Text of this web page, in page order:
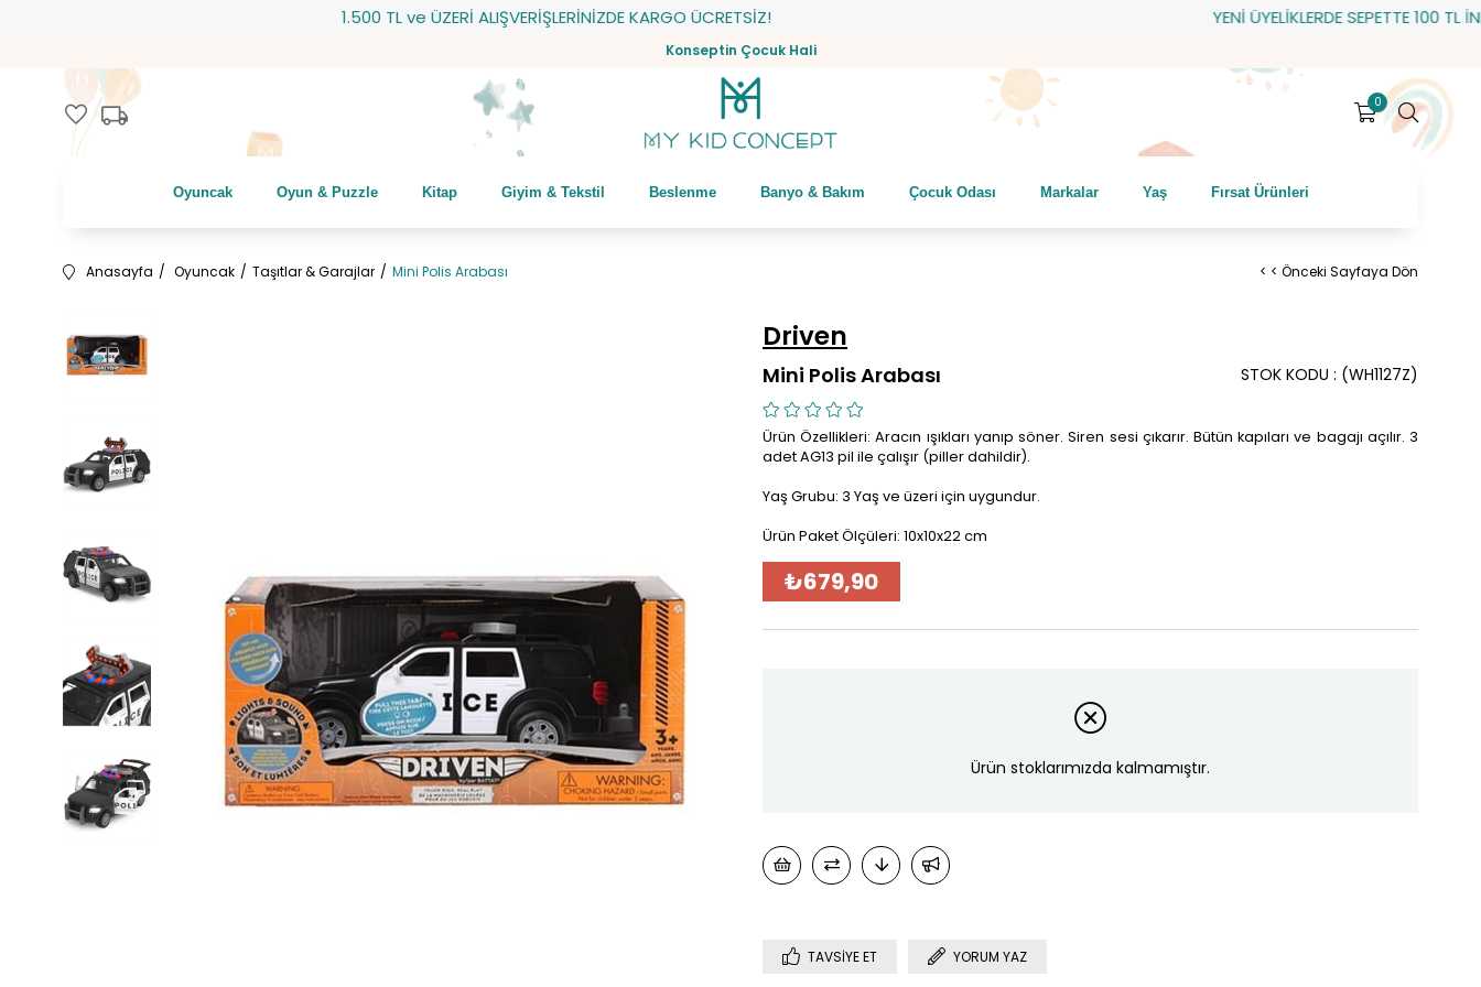
1.500 TL ve ÜZERİ ALIŞVERİŞLERİNİZDE KARGO ÜCRETSİZ! YENİ ÜYELİKLERDE SEPETTE 100 TL
Konseptin Çocuk Hali
favorite local_shipping 0
Oyuncak Oyun & Puzzle Kitap Giyim & Tekstil Beslenme Banyo & Bakım Çocuk Odası Markalar Yaş Fırsat Ürünleri
Anasayfa Oyuncak Taşıtlar & Garajlar Mini Polis Arabası < < Önceki Sayfaya Dön
Driven
Mini Polis Arabası (WH1127Z)
STOK KODU
Ürün Özellikleri: Aracın ışıkları yanıp söner. Siren sesi çıkarır. Bütün kapıları ve bagajı açılır. 3
adet AG13 pil ile çalışır (piller dahildir).
Yaş Grubu: 3 Yaş ve üzeri için uygundur.
Ürün Paket Ölçüleri: 10x10x22 cm
₺679,90
Ürün stoklarımızda kalmamıştır.
TAVSIYE ET YORUM YAZ